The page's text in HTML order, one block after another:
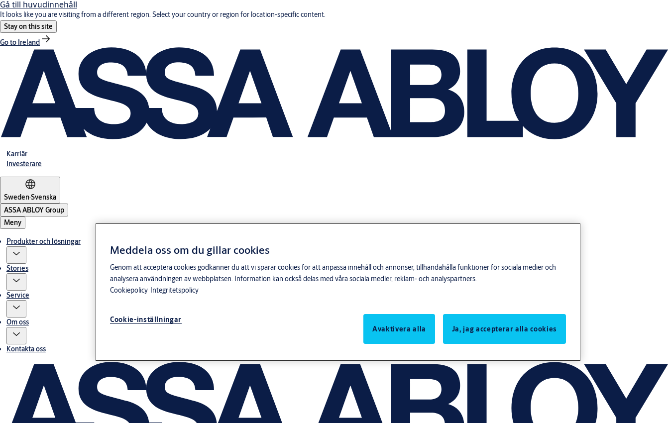
Gå till huvudinnehåll
It looks like you are visiting from a different region. Select your country or region for location-specific content.
Stay on this site
Go to Ireland
Karriär
Investerare
Sweden·Svenska
ASSA ABLOY Group
Meny
Produkter och lösningar
Stories
Service
Om oss
Kontakta oss
Meddela oss om du gillar cookies
Genom att acceptera cookies godkänner du att vi sparar cookies för att anpassa innehåll och annonser, tillhandahålla funktioner för sociala medier och
analysera användningen av webbplatsen. Information kan också delas med våra sociala medier, reklam- och analyspartners.
Cookiepolicy Integritetspolicy
Cookie-inställningar
Avaktivera alla
Ja, jag accepterar alla cookies